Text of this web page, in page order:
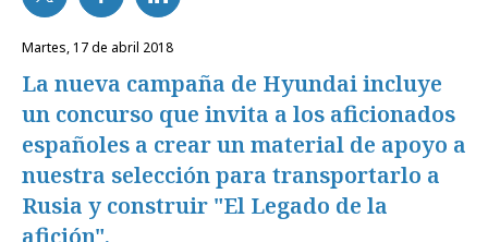
martes, 17 de abril 2018
La nueva campaña de Hyundai incluye
un concurso que invita a los aficionados
españoles a crear un material de apoyo a
nuestra selección para transportarlo a
Rusia y construir "El Legado de la
afición".